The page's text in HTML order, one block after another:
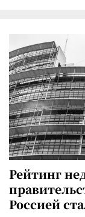
Рейтинг
Россией